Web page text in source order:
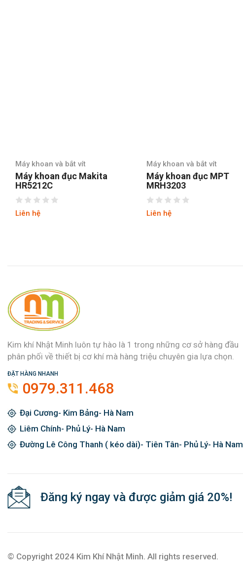
Máy khoan và bắt vít
Máy khoan đục MPT
MRH3203
Liên hệ
Máy khoan và bắt vít
Máy khoan đục MPT
MRH3803
Liên hệ
Kim khí Nhật Minh luôn tự hào là 1 trong những cơ sở hàng đầu
phân phối về thiết bị cơ khí mà hàng triệu chuyên gia lựa chọn.
ĐẶT HÀNG NHANH
0979.311.468
Đại Cương- Kim Bảng- Hà Nam
Liêm Chính- Phủ Lý- Hà Nam
Đường Lê Công Thanh ( kéo dài)- Tiên Tân- Phủ Lý- Hà Nam
Đăng ký ngay và được giảm giá 20%!
© Copyright 2024 Kim Khí Nhật Minh. All rights reserved.